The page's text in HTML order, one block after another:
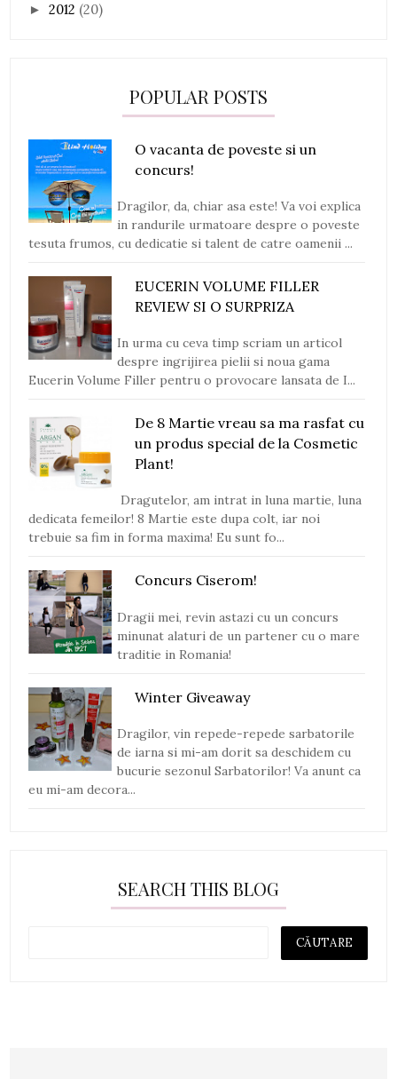
►2012 (20)
POPULAR POSTS
O vacanta de poveste si un
concurs!
Dragilor, da, chiar asa este! Va voi explica
in randurile urmatoare despre o poveste
tesuta frumos, cu dedicatie si talent de catre oamenii ...
EUCERIN VOLUME FILLER
REVIEW SI O SURPRIZA
In urma cu ceva timp scriam un articol
despre ingrijirea pielii si noua gama
Eucerin Volume Filler pentru o provocare lansata de I...
De 8 Martie vreau sa ma rasfat cu
un produs special de la Cosmetic
Plant!
Dragutelor, am intrat in luna martie, luna
dedicata femeilor! 8 Martie este dupa colt, iar noi
trebuie sa fim in forma maxima! Eu sunt fo...
Concurs Ciserom!
Dragii mei, revin astazi cu un concurs
minunat alaturi de un partener cu o mare
traditie in Romania!
Winter Giveaway
Dragilor, vin repede-repede sarbatorile
de iarna si mi-am dorit sa deschidem cu
bucurie sezonul Sarbatorilor! Va anunt ca
eu mi-am decora...
SEARCH THIS BLOG